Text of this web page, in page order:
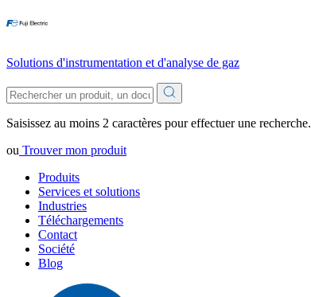
Solutions d'instrumentation et d'analyse de gaz
Saisissez au moins 2 caractères pour effectuer une recherche.
ou Trouver mon produit
Produits
Services et solutions
Industries
Téléchargements
Contact
Société
Blog